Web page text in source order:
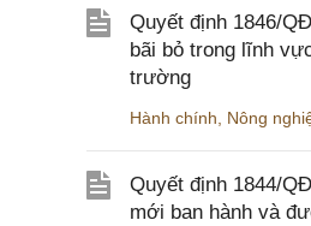
Quyết định 1846/
bãi bỏ trong lĩnh
trường
Hành chính, Nông
Quyết định 1844/
mới ban hành và